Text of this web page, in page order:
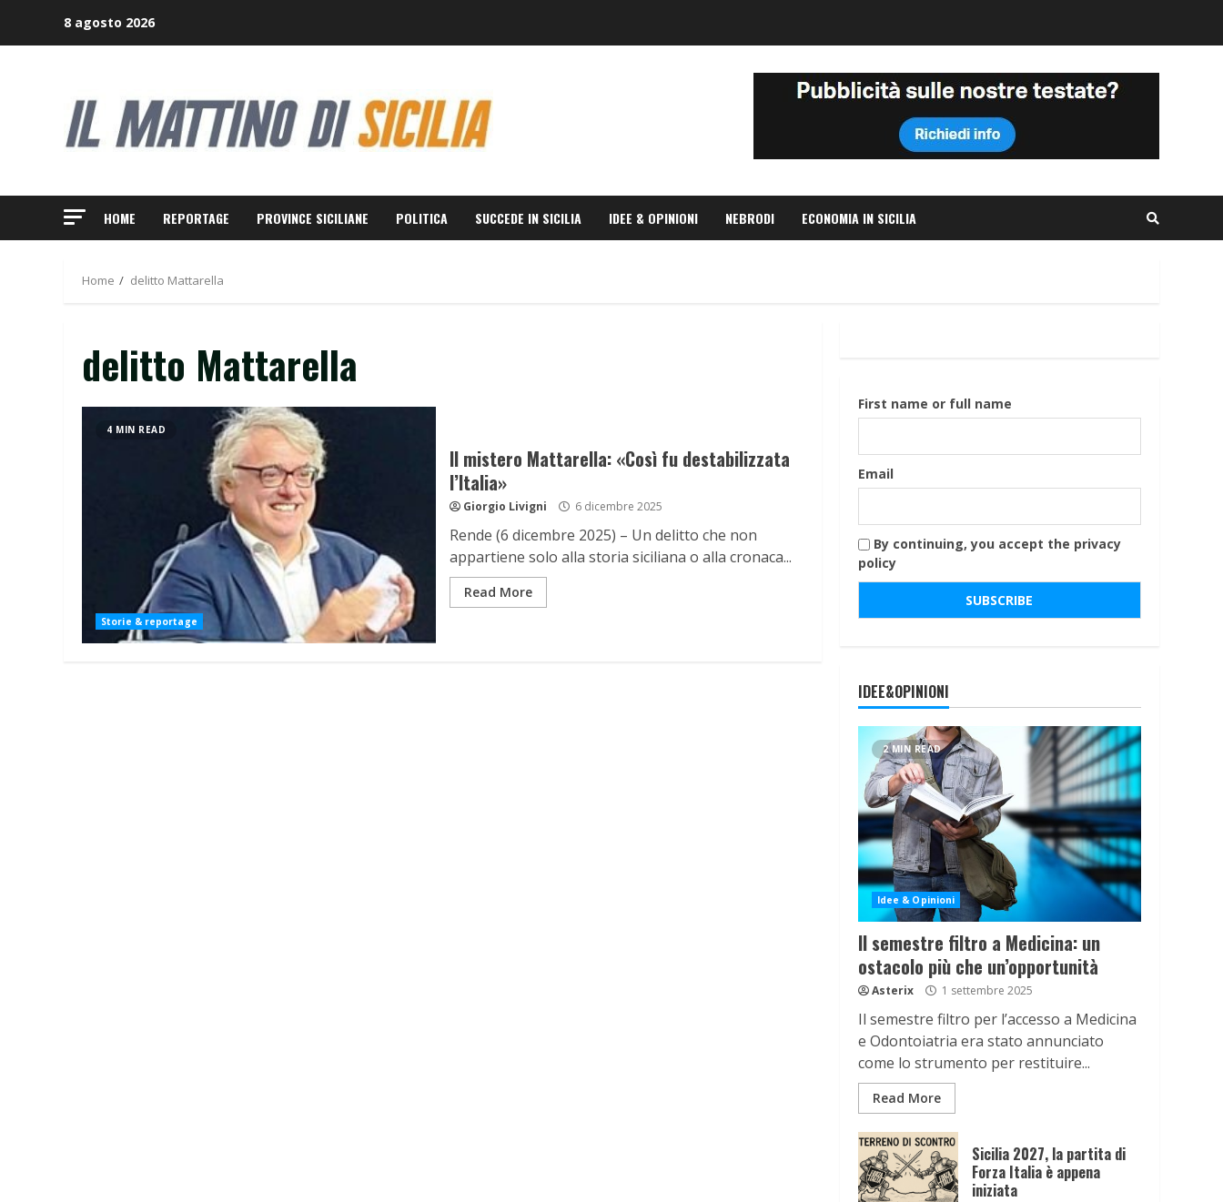
8 agosto 2026
HOME REPORTAGE PROVINCE SICILIANE POLITICA SUCCEDE IN SICILIA IDEE & OPINIONI NEBRODI ECONOMIA IN SICILIA
Home delitto Mattarella
delitto Mattarella
4 MIN READ
Storie & reportage
Il mistero Mattarella: «Così fu destabilizzata
l’Italia»
Giorgio Livigni 6 dicembre 2025
Rende (6 dicembre 2025) – Un delitto che non
appartiene solo alla storia siciliana o alla cronaca...
Read More
First name or full name
Email
By continuing, you accept the privacy
policy
IDEE&OPINIONI
2 MIN READ
Idee & Opinioni
Il semestre filtro a Medicina: un
ostacolo più che un’opportunità
Asterix 1 settembre 2025
Il semestre filtro per l’accesso a Medicina
e Odontoiatria era stato annunciato
come lo strumento per restituire...
Read More
Sicilia 2027, la partita di
Forza Italia è appena
iniziata